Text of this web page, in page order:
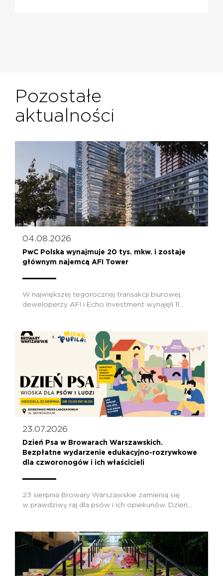
Pozostałe
aktualności
04.08.2026
PwC Polska wynajmuje 20 tys. mkw. i zostaje
głównym najemcą AFI Tower
W największej tegorocznej transakcji biurowej,
deweloperzy AFI i Echo Investment wynajęli 11...
23.07.2026
Dzień Psa w Browarach Warszawskich.
Bezpłatne wydarzenie edukacyjno-rozrywkowe
dla czworonogów i ich właścicieli
23 sierpnia Browary Warszawskie zamienią się
w prawdziwy raj dla psów i ich opiekunów. Dzień...